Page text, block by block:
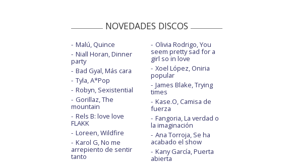
NOVEDADES DISCOS
Malú, Quince
Niall Horan, Dinner
party
Bad Gyal, Más cara
Tyla, A*Pop
Robyn, Sexistential
Gorillaz, The
mountain
Rels B: love love
FLAKK
Loreen, Wildfire
Karol G, No me
arrepiento de sentir
tanto
Olivia Rodrigo, You
seem pretty sad for a
girl so in love
Xoel López, Oniria
popular
James Blake, Trying
times
Kase.O, Camisa de
fuerza
Fangoria, La verdad o
la imaginación
Ana Torroja, Se ha
acabado el show
Kany García, Puerta
abierta